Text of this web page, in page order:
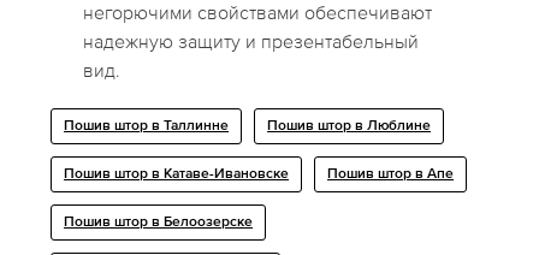
негорючими свойствами обеспечивают
надежную защиту и презентабельный
вид.
Пошив штор в Таллинне Пошив штор в Люблине
Пошив штор в Катаве-Ивановске Пошив штор в Апе
Пошив штор в Белоозерске